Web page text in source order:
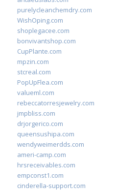
purelycleanchemdry.com
WishOping.com
shoplegacee.com
bonvivantshop.com
CupPlante.com
mpzin.com
stcreal.com
PopUpFlea.com
valueml.com
rebeccatorresjewelry.com
jmpbliss.com
drjorgerico.com
queensushipa.com
wendyweimerdds.com
ameri-camp.com
hrsreceivables.com
empconst1.com
cinderella-support.com